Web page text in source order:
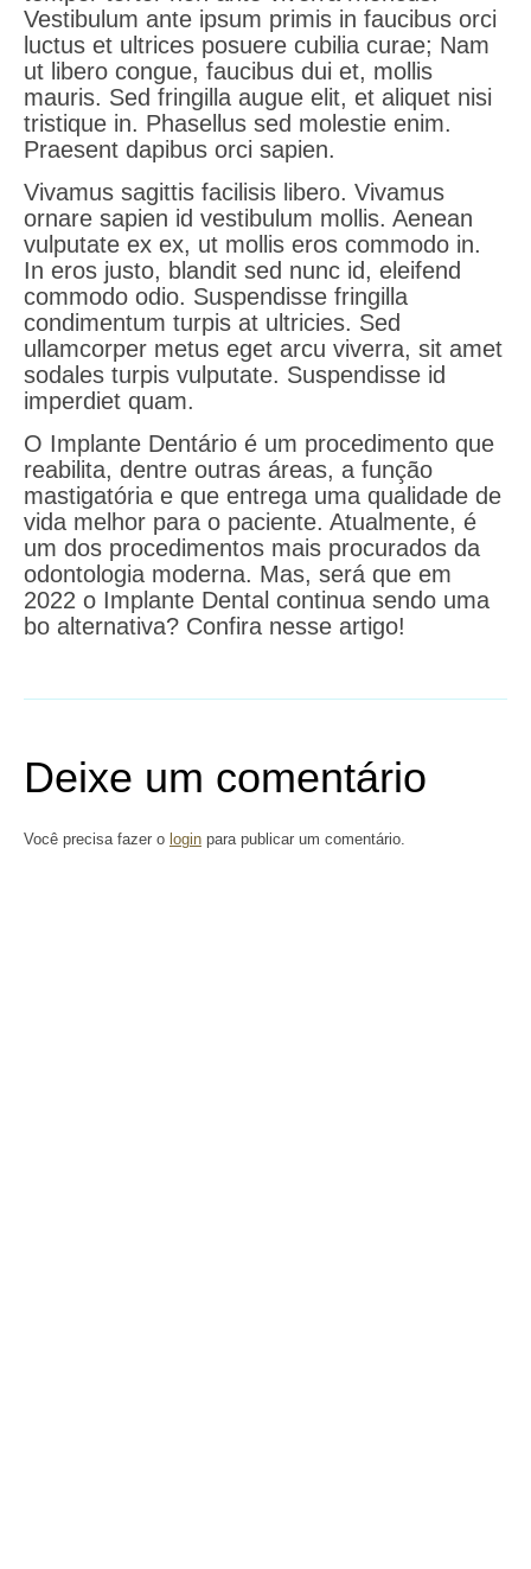
Vestibulum ante ipsum primis in faucibus orci
luctus et ultrices posuere cubilia curae; Nam
ut libero congue, faucibus dui et, mollis
mauris. Sed fringilla augue elit, et aliquet nisi
tristique in. Phasellus sed molestie enim.
Praesent dapibus orci sapien.
Vivamus sagittis facilisis libero. Vivamus
ornare sapien id vestibulum mollis. Aenean
vulputate ex ex, ut mollis eros commodo in.
In eros justo, blandit sed nunc id, eleifend
commodo odio. Suspendisse fringilla
condimentum turpis at ultricies. Sed
ullamcorper metus eget arcu viverra, sit amet
sodales turpis vulputate. Suspendisse id
imperdiet quam.
O Implante Dentário é um procedimento que
reabilita, dentre outras áreas, a função
mastigatória e que entrega uma qualidade de
vida melhor para o paciente. Atualmente, é
um dos procedimentos mais procurados da
odontologia moderna. Mas, será que em
2022 o Implante Dental continua sendo uma
bo alternativa? Confira nesse artigo!
Deixe um comentário
Você precisa fazer o login para publicar um comentário.